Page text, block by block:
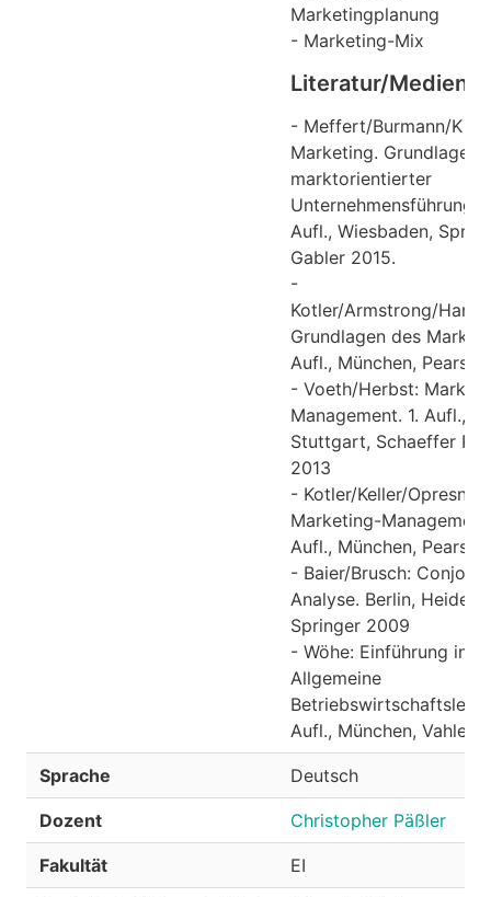
Marketingplanung
- Marketing-Mix
Literatur/Medien
- Meffert/Burmann/
Marketing. Grundlagen
marktorientierter
Unternehmensführung.
Aufl., Wiesbaden,
Gabler 2015.
-
Kotler/Armstrong/
Grundlagen des
Aufl., München,
- Voeth/Herbst:
Management. 1. Aufl.,
Stuttgart, Schaeffer
2013
- Kotler/Keller/Opresnik:
Marketing-
Aufl., München,
- Baier/Brusch:
Analyse. Berlin,
Springer 2009
- Wöhe: Einführung in
Allgemeine
Aufl., München, Vahlen
Sprache Deutsch
Dozent Christopher Päßler
Fakultät EI